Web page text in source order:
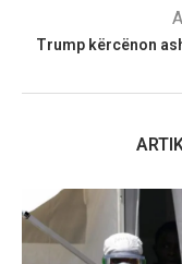
Trump kërcënon